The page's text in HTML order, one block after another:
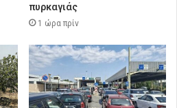
πυρκαγιάς
1 ώρα πρίν